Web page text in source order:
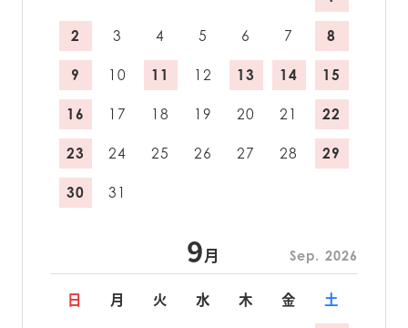
2 3 4 5 6 7 8
9 10 11 12 13 14 15
16 17 18 19 20 21 22
23 24 25 26 27 28 29
30 31
9月 Sep. 2026
日 月 火 水 木 金 土